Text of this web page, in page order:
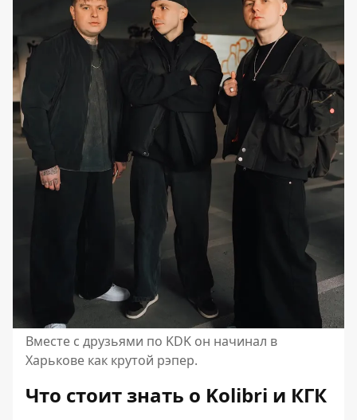
Вместе с друзьями по KDK он начинал в
Харькове как крутой рэпер.
Что стоит знать о Kolibri и КГК